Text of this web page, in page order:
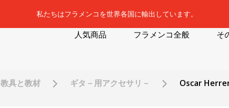
私たちはフラメンコを世界各国に輸出しています。
人気商品 フラメンコ全般 そ
教具と教材 ギタ－用アクセサリ－
Oscar